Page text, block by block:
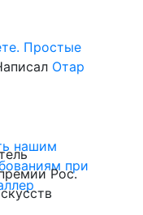
Простые
Отар
нашим
при
Рос.